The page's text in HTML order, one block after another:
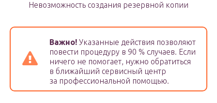
Невозможность создания резервной копии
Важно! Указанные действия позволяют
повести процедуру в 90 % случаев. Если
ничего не помогает, нужно обратиться
в ближайший сервисный центр
за профессиональной помощью.